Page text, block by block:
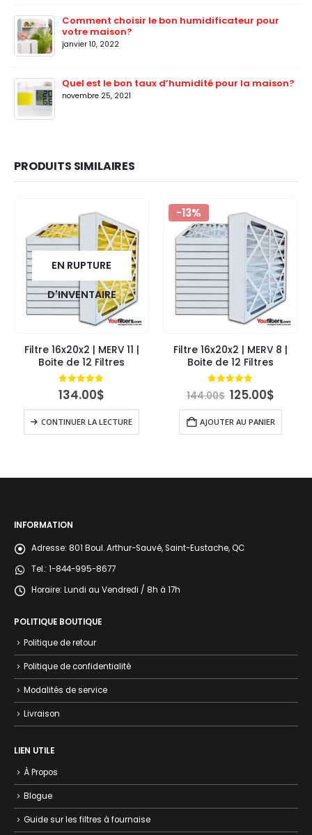
Comment choisir le bon humidificateur pour
votre maison?
janvier 10, 2022
Quel est le bon taux d’humidité pour la maison?
novembre 25, 2021
PRODUITS SIMILAIRES
EN RUPTURE
D'INVENTAIRE
Filtre 16x20x2 | MERV 11 |
Boite de 12 Filtres
4.79 out of 5
134.00$
CONTINUER LA LECTURE
-13%
Filtre 16x20x2 | MERV 8 |
Boite de 12 Filtres
out of 5
144.00$ Le
initial
était :
144.00$.
125.00$Le
est :
AJOUTER AU PANIER
INFORMATION
Adresse: 801 Boul. Arthur-Sauvé, Saint-Eustache, QC
Tel.: 1-844-995-8677
Horaire: Lundi au Vendredi / 8h à 17h
POLITIQUE BOUTIQUE
Politique de retour
Politique de confidentialité
Modalités de service
Livraison
LIEN UTILE
À Propos
Blogue
Guide sur les filtres à fournaise